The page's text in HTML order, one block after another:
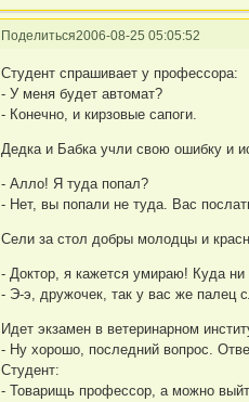
Поделиться2006-08-25 05:05:52
Студент спрашивает у профессора:
- У меня будет автомат?
- Конечно, и кирзовые сапоги.
Дедка и Бабка учли свою ошибку и
- Алло! Я туда попал?
- Нет, вы попали не туда. Вас
Сели за стол добры молодцы и
- Доктор, я кажется умираю! Куда ни
- Э-э, дружочек, так у вас же палец
Идет экзамен в ветеринарном
- Ну хорошо, последний вопрос.
Студент:
- Товарищь профессор, а можно